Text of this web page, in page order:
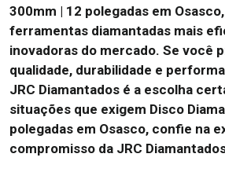
300mm | 12 polegadas em
ferramentas diamantadas mais
inovadoras do mercado. Se você
qualidade, durabilidade e
JRC Diamantados é a escolha
situações que exigem Disco
polegadas em Osasco, confie na
compromisso da JRC